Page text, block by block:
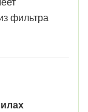
фильтра